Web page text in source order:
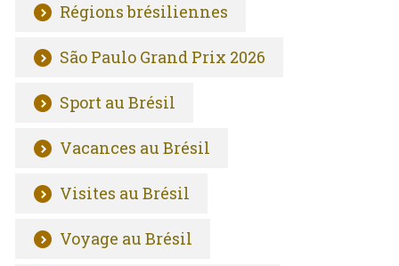
Régions brésiliennes
São Paulo Grand Prix 2026
Sport au Brésil
Vacances au Brésil
Visites au Brésil
Voyage au Brésil